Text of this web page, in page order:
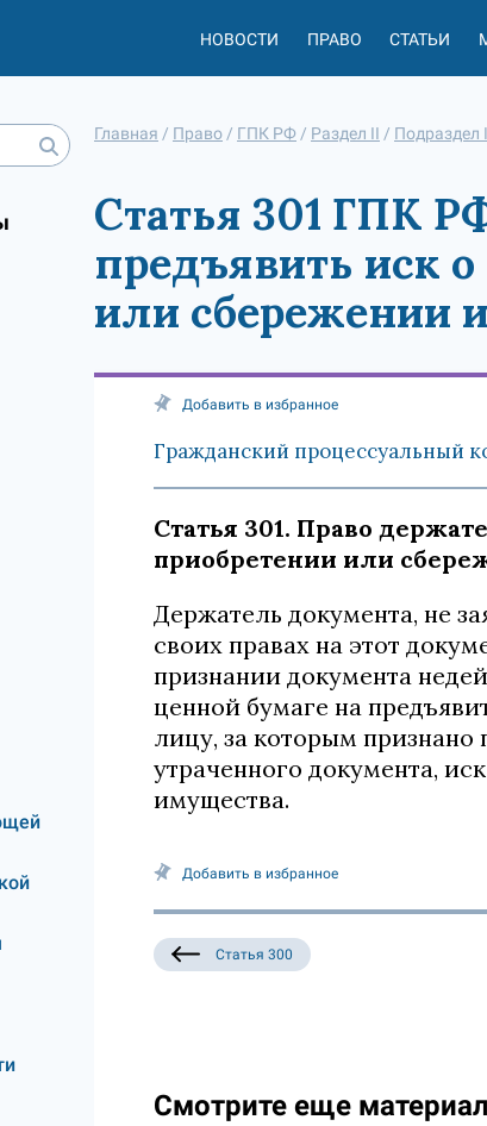
НОВОСТИ ПРАВО СТАТЬИ
Главная / Право / ГПК РФ / Раздел II / Подраздел
Статья 301 ГПК
предъявить иск
или сбережении
Добавить в избранное
Гражданский процессуальный
Статья 301. Право
приобретении или
Держатель документа, не
своих правах на этот
признании документа
ценной бумаге на
лицу, за которым признано
утраченного документа,
имущества.
Добавить в избранное
Статья 300
Смотрите еще